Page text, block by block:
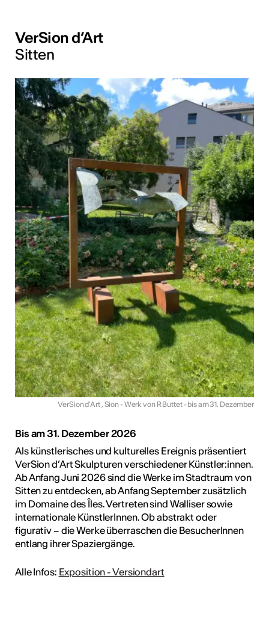
VerSion d’Art
Sitten
VerSion d'Art , Sion - Werk von R Buttet - bis am 31. Dezember
Bis am 31. Dezember 2026
Als künstlerisches und kulturelles Ereignis präsentiert
VerSion d’Art Skulpturen verschiedener Künstler:innen.
Ab Anfang Juni 2026 sind die Werke im Stadtraum von
Sitten zu entdecken, ab Anfang September zusätzlich
im Domaine des Îles. Vertreten sind Walliser sowie
internationale KünstlerInnen. Ob abstrakt oder
figurativ – die Werke überraschen die BesucherInnen
entlang ihrer Spaziergänge.
Alle Infos: Exposition - Versiondart